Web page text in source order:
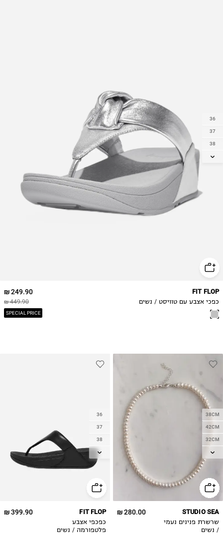
36
37
38
39
249.90 ₪
449.90 ₪
SPECIAL PRICE
FIT FLOP
כפכי אצבע עם טוויסט / נשים
38CM
42CM
32CM
35CM
280.00 ₪ STUDIO SEA
שרשרת פנינים נעמי
/ נשים
36
37
38
39
42
399.90 ₪ FIT FLOP
כפכפי אצבע
פלטפורמה / נשים